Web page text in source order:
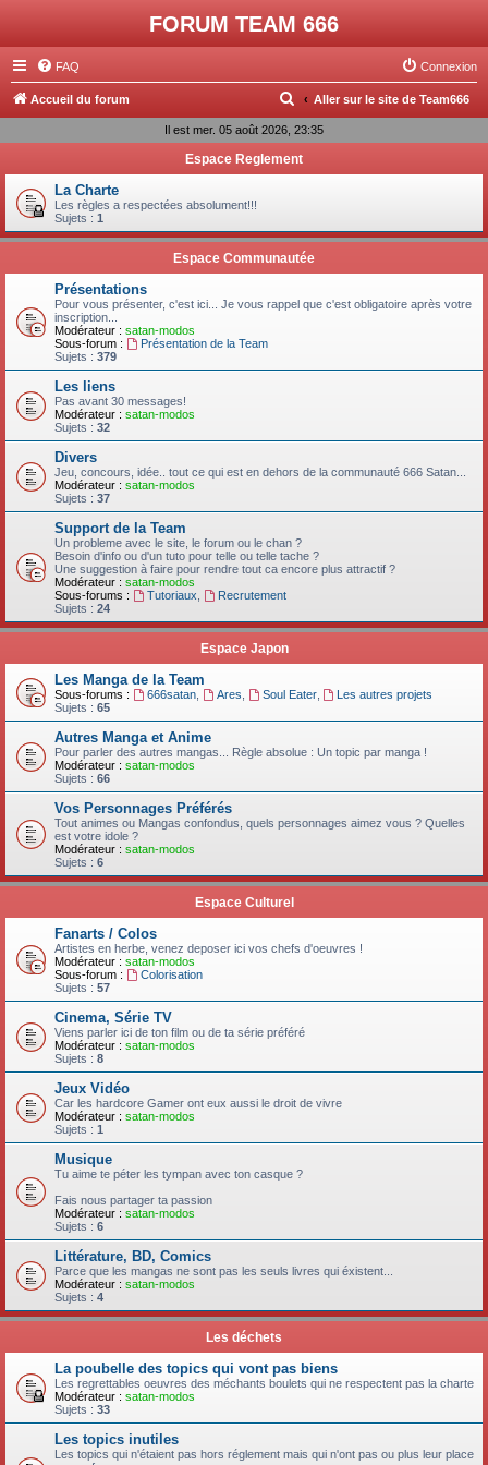
FORUM TEAM 666
FAQ Connexion
Accueil du forum Aller sur le site de Team666
R
e
h
r
c
e
Il est mer. 05 août 2026, 23:35
Espace Reglement
La Charte
Les règles a respectées absolument!!!
Sujets : 1
Espace Communautée
Présentations
Pour vous présenter, c'est ici... Je vous rappel que c'est obligatoire après votre
inscription...
Modérateur : satan-modos
Sous-forum :
Présentation de la Team
Sujets : 379
Les liens
Pas avant 30 messages!
Modérateur : satan-modos
Sujets : 32
Divers
Jeu, concours, idée.. tout ce qui est en dehors de la communauté 666 Satan...
Modérateur : satan-modos
Sujets : 37
Support de la Team
Un probleme avec le site, le forum ou le chan ?
Besoin d'info ou d'un tuto pour telle ou telle tache ?
Une suggestion à faire pour rendre tout ca encore plus attractif ?
Modérateur : satan-modos
Sous-forums :
Tutoriaux
Recrutement
Sujets : 24
Espace Japon
Les Manga de la Team
Sous-forums : 666satan, Ares Soul Eater,
Les autres projets
Sujets : 65
Autres Manga et Anime
Pour parler des autres mangas... Règle absolue : Un topic par manga !
Modérateur : satan-modos
Sujets : 66
Vos Personnages Préférés
Tout animes ou Mangas confondus, quels personnages aimez vous ? Quelles
est votre idole ?
Modérateur : satan-modos
Sujets : 6
Espace Culturel
Fanarts / Colos
Artistes en herbe, venez deposer ici vos chefs d'oeuvres !
Modérateur : satan-modos
Sous-forum :
Colorisation
Sujets : 57
Cinema, Série TV
Viens parler ici de ton film ou de ta série préféré
Modérateur : satan-modos
Sujets : 8
Jeux Vidéo
Car les hardcore Gamer ont eux aussi le droit de vivre
Modérateur : satan-modos
Sujets : 1
Musique
Tu aime te péter les tympan avec ton casque ?
Fais nous partager ta passion
Modérateur : satan-modos
Sujets : 6
Littérature, BD, Comics
Parce que les mangas ne sont pas les seuls livres qui éxistent...
Modérateur : satan-modos
Sujets : 4
Les déchets
La poubelle des topics qui vont pas biens
Les regrettables oeuvres des méchants boulets qui ne respectent pas la charte
Modérateur : satan-modos
Sujets : 33
Les topics inutiles
Les topics qui n'étaient pas hors réglement mais qui n'ont pas ou plus leur place